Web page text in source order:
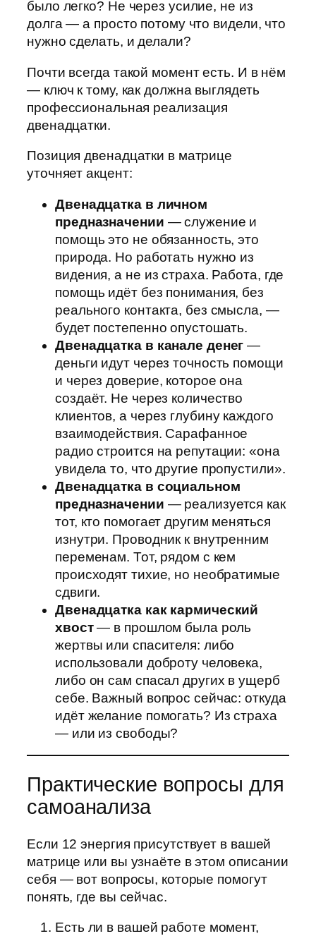
было легко? Не через усилие, не из
долга — а просто потому что видели, что
нужно сделать, и делали?
Почти всегда такой момент есть. И в нём
— ключ к тому, как должна выглядеть
профессиональная реализация
двенадцатки.
Позиция двенадцатки в матрице
уточняет акцент:
Двенадцатка в личном
предназначении — служение и
помощь это не обязанность, это
природа. Но работать нужно из
видения, а не из страха. Работа, где
помощь идёт без понимания, без
реального контакта, без смысла, —
будет постепенно опустошать.
Двенадцатка в канале денег —
деньги идут через точность помощи
и через доверие, которое она
создаёт. Не через количество
клиентов, а через глубину каждого
взаимодействия. Сарафанное
радио строится на репутации: «она
увидела то, что другие пропустили».
Двенадцатка в социальном
предназначении — реализуется как
тот, кто помогает другим меняться
изнутри. Проводник к внутренним
переменам. Тот, рядом с кем
происходят тихие, но необратимые
сдвиги.
Двенадцатка как кармический
хвост— в прошлом была роль
жертвы или спасителя: либо
использовали доброту человека,
либо он сам спасал других в ущерб
себе. Важный вопрос сейчас: откуда
идёт желание помогать? Из страха
— или из свободы?
Практические вопросы для
самоанализа
Если 12 энергия присутствует в вашей
матрице или вы узнаёте в этом описании
себя — вот вопросы, которые помогут
понять, где вы сейчас.
Есть ли в вашей работе момент,